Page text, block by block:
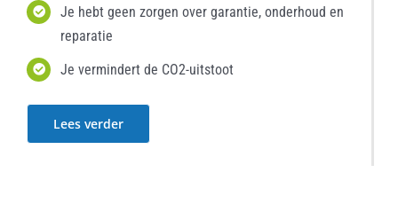
Je hebt geen zorgen over garantie, onderhoud en
reparatie
Je vermindert de CO2-uitstoot
Lees verder